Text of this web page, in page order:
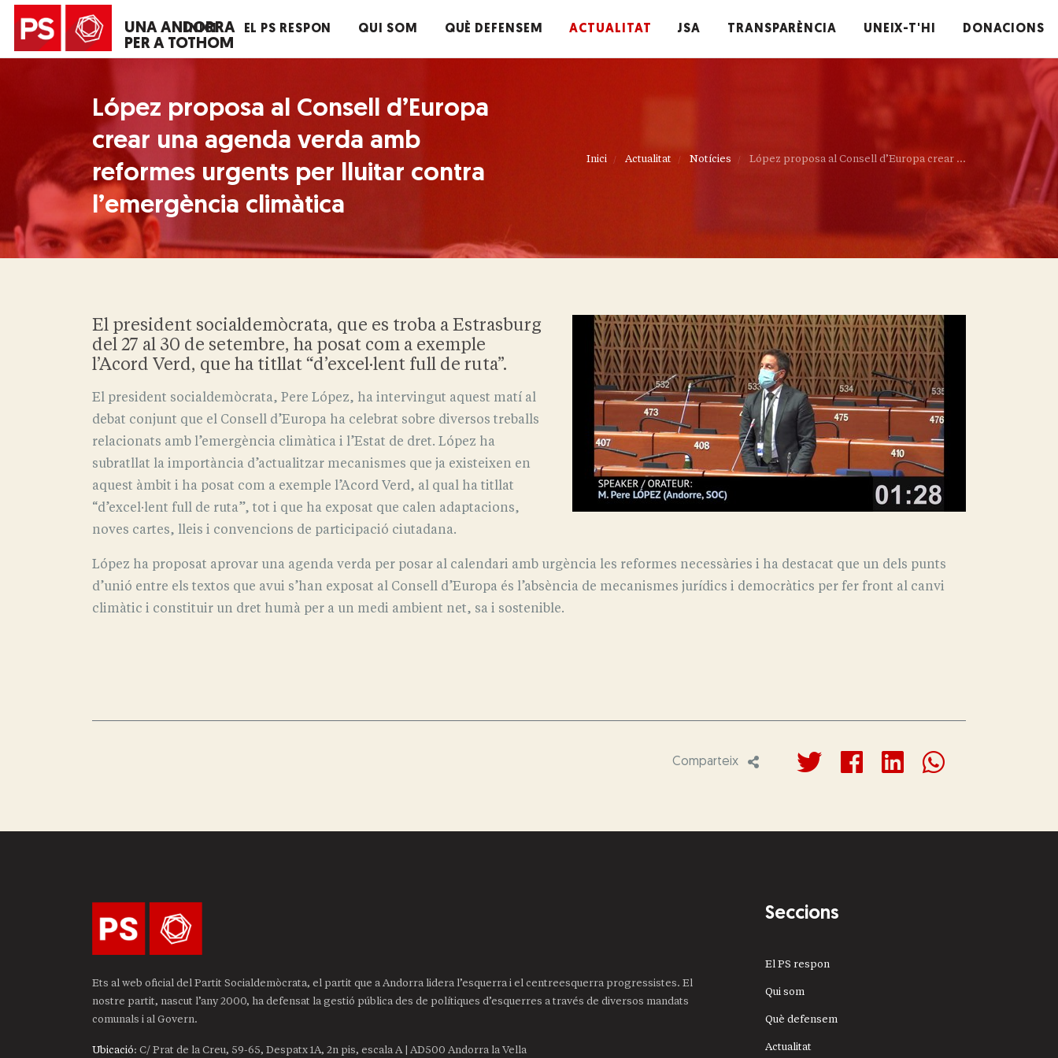
UNA ANDORRA
PER A TOTHOM
INICI EL PS RESPON QUI SOM QUÈ DEFENSEM ACTUALITAT JSA TRANSPARÈNCIA UNEIX-T'HI DONACIONS
López proposa al Consell d’Europa
crear una agenda verda amb
reformes urgents per lluitar contra
l’emergència climàtica
Inici Actualitat Notícies López proposa al Consell d’Europa crear ...
El president socialdemòcrata, que es troba a Estrasburg
del 27 al 30 de setembre, ha posat com a exemple
l’Acord Verd, que ha titllat “d’excel·lent full de ruta”.
El president socialdemòcrata, Pere López, ha intervingut aquest matí al
debat conjunt que el Consell d’Europa ha celebrat sobre diversos treballs
relacionats amb l’emergència climàtica i l’Estat de dret. López ha
subratllat la importància d’actualitzar mecanismes que ja existeixen en
aquest àmbit i ha posat com a exemple l’Acord Verd, al qual ha titllat
“d’excel·lent full de ruta”, tot i que ha exposat que calen adaptacions,
noves cartes, lleis i convencions de participació ciutadana.
López ha proposat aprovar una agenda verda per posar al calendari amb urgència les reformes necessàries i ha destacat que un dels punts
d’unió entre els textos que avui s’han exposat al Consell d’Europa és l’absència de mecanismes jurídics i democràtics per fer front al canvi
climàtic i constituir un dret humà per a un medi ambient net, sa i sostenible.
Comparteix
Ets al web oficial del Partit Socialdemòcrata, el partit que a Andorra lidera l’esquerra i el centreesquerra progressistes. El
nostre partit, nascut l’any 2000, ha defensat la gestió pública des de polítiques d’esquerres a través de diversos mandats
comunals i al Govern.
Ubicació: C/ Prat de la Creu, 59-65, Despatx 1A, 2n pis, escala A | AD500 Andorra la Vella
Seccions
El PS respon
Qui som
Què defensem
Actualitat